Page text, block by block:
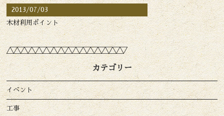
2013/07/03
木材利用ポイント
カテゴリー
イベント
工事